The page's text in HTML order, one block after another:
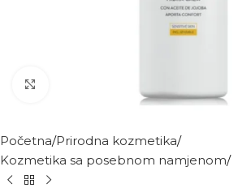
Početna Prirodna kozmetika
Kozmetika sa posebnom namjenom